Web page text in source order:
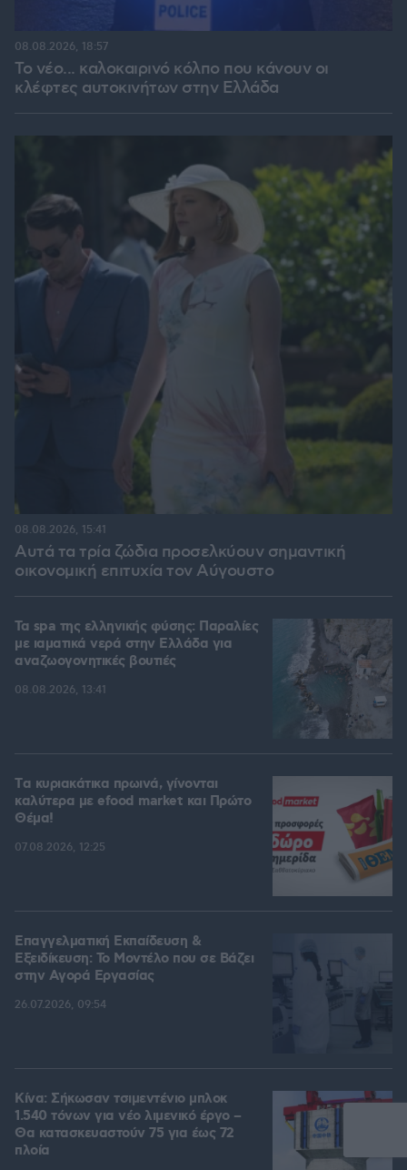
Το νέο... καλοκαιρινό κόλπο που κάνουν οι
κλέφτες αυτοκινήτων στην Ελλάδα
08.08.2026, 18:57
Αυτά τα τρία ζώδια προσελκύουν σημαντική
οικονομική επιτυχία τον Αύγουστο
08.08.2026, 15:41
Τα spa της ελληνικής φύσης: Παραλίες
με ιαματικά νερά στην Ελλάδα για
αναζωογονητικές βουτιές
08.08.2026, 13:41
Tα κυριακάτικα πρωινά, γίνονται
καλύτερα με efood market και Πρώτο
Θέμα!
07.08.2026, 12:25
Επαγγελματική Εκπαίδευση &
Εξειδίκευση: Το Mοντέλο που σε Bάζει
στην Aγορά Eργασίας
26.07.2026, 09:54
Κίνα: Σήκωσαν τσιμεντένιο μπλοκ
1.540 τόνων για νέο λιμενικό έργο –
Θα κατασκευαστούν 75 για έως 72
πλοία